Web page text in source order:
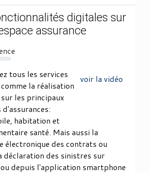
digitales sur
assurance
voir la vidéo
tous les services
la réalisation
les principaux
habitation et
santé. Mais aussi la
électronique des contrats ou
déclaration des sinistres sur
depuis l'application smartphone